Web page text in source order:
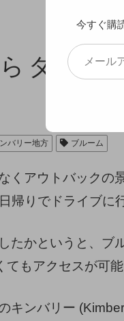
ダービ
バリー地方 ブルーム
くアウトバックの
帰りでドライブに
たかというと、ブ
もアクセスが可能
キンバリー
今すぐ購